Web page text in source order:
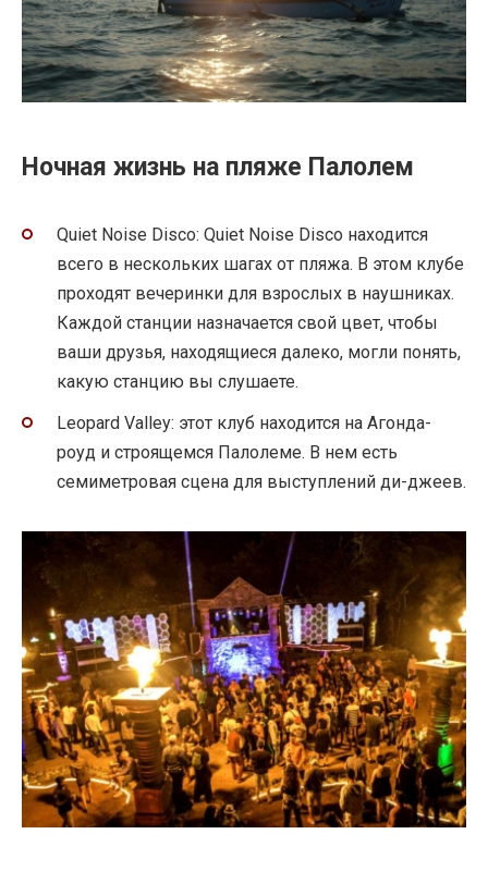
Ночная жизнь на пляже Палолем
Quiet Noise Disco: Quiet Noise Disco находится
всего в нескольких шагах от пляжа. В этом клубе
проходят вечеринки для взрослых в наушниках.
Каждой станции назначается свой цвет, чтобы
ваши друзья, находящиеся далеко, могли понять,
какую станцию ​​вы слушаете.
Leopard Valley: этот клуб находится на Агонда-
роуд и строящемся Палолеме. В нем есть
семиметровая сцена для выступлений ди-джеев.